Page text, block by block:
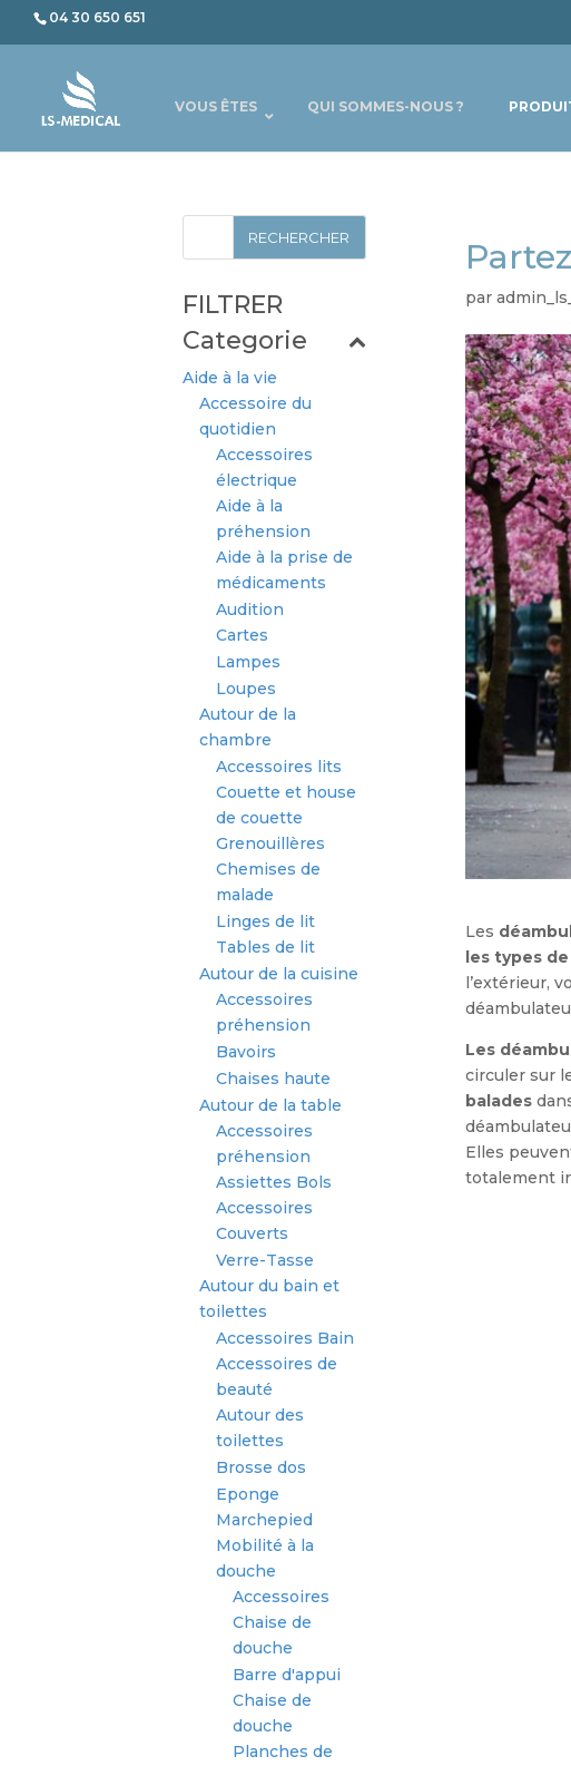
04 30 650 651
VOUS ÊTES QUI SOMMES-NOUS ?
par
Les
les types
l’extérieur,
Les
circuler sur
balades
Elles
totalement
FILTRER
Categorie
Aide à la vie
Accessoire du
quotidien
Accessoires
électrique
Aide à la
préhension
Aide à la prise de
médicaments
Audition
Cartes
Lampes
Loupes
Autour de la
chambre
Accessoires lits
Couette et house
de couette
Grenouillères
Chemises de
malade
Linges de lit
Tables de lit
Autour de la cuisine
Accessoires
préhension
Bavoirs
Chaises haute
Autour de la table
Accessoires
préhension
Assiettes Bols
Accessoires
Couverts
Verre-Tasse
Autour du bain et
toilettes
Accessoires Bain
Accessoires de
beauté
Autour des
toilettes
Brosse dos
Eponge
Marchepied
Mobilité à la
douche
Accessoires
Chaise de
douche
Barre d'appui
Chaise de
douche
Planches de